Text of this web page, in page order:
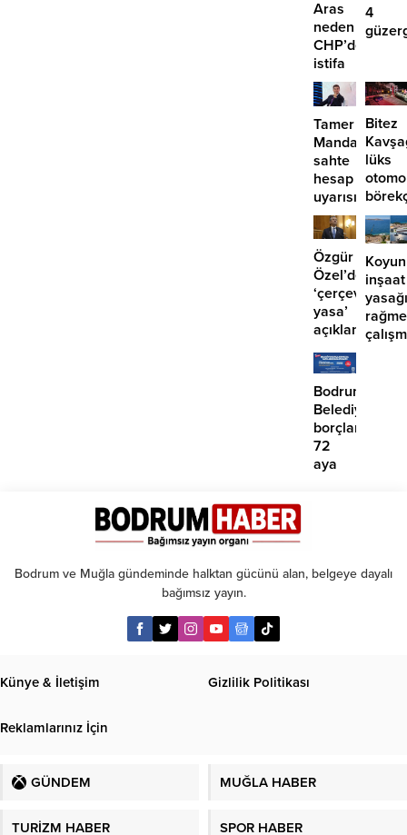
Aras
neden
CHP’den
istifa
etmiyor?
4
Tamer
sahte
hesap
uyarısı
Bitez
lüks
girdi:
2
Özgür
Özel’den
‘çerçeve
yasa’
açıklaması:
‘İmza
atma
çabamız
yok’
inşaat
Bodrum
borçlara
72
aya
Bodrum ve Muğla gündeminde halktan gücünü alan, belgeye dayalı
bağımsız yayın.
Künye & İletişim Gizlilik Politikası
Reklamlarınız İçin
GÜNDEM MUĞLA HABER
TURİZM HABER SPOR HABER